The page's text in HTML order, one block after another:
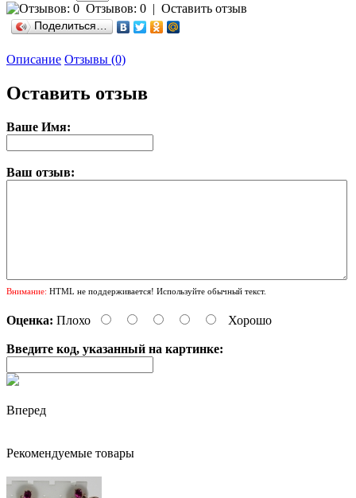
Отзывов: 0 | Оставить отзыв
Поделиться…
Описание Отзывы (0)
Оставить отзыв
Ваше Имя:
Ваш отзыв:
Внимание: HTML не поддерживается! Используйте обычный текст.
Оценка: Плохо Хорошо
Введите код, указанный на картинке:
Вперед
Рекомендуемые товары